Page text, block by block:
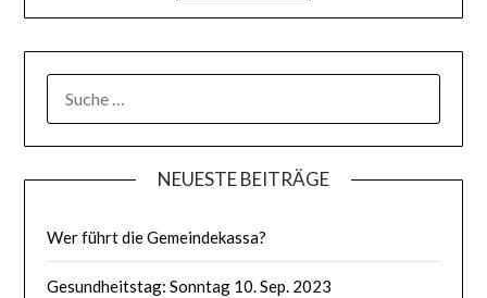
NACH:
NEUESTE BEITRÄGE
Wer führt die Gemeindekassa?
Gesundheitstag: Sonntag 10. Sep. 2023